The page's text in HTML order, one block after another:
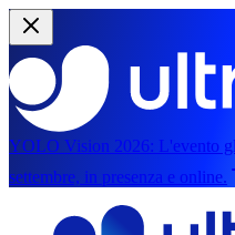
YOLO Vision 2026: L'evento
settembre, in presenza e online.